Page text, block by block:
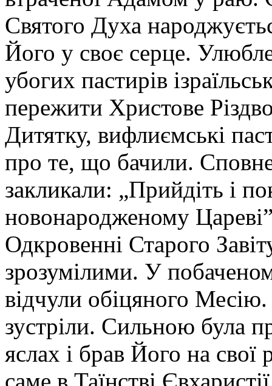
Святого Духа
Його у своє серце.
убогих пастирів
пережити Христове
Дитятку, вифлиємські
про те, що бачили.
закликали: „Прийдіть і
новонародженому
Одкровенні Старого
зрозумілими. У
відчули обіцяного
зустріли. Сильною була
яслах і брав Його на
саме в Таїнстві